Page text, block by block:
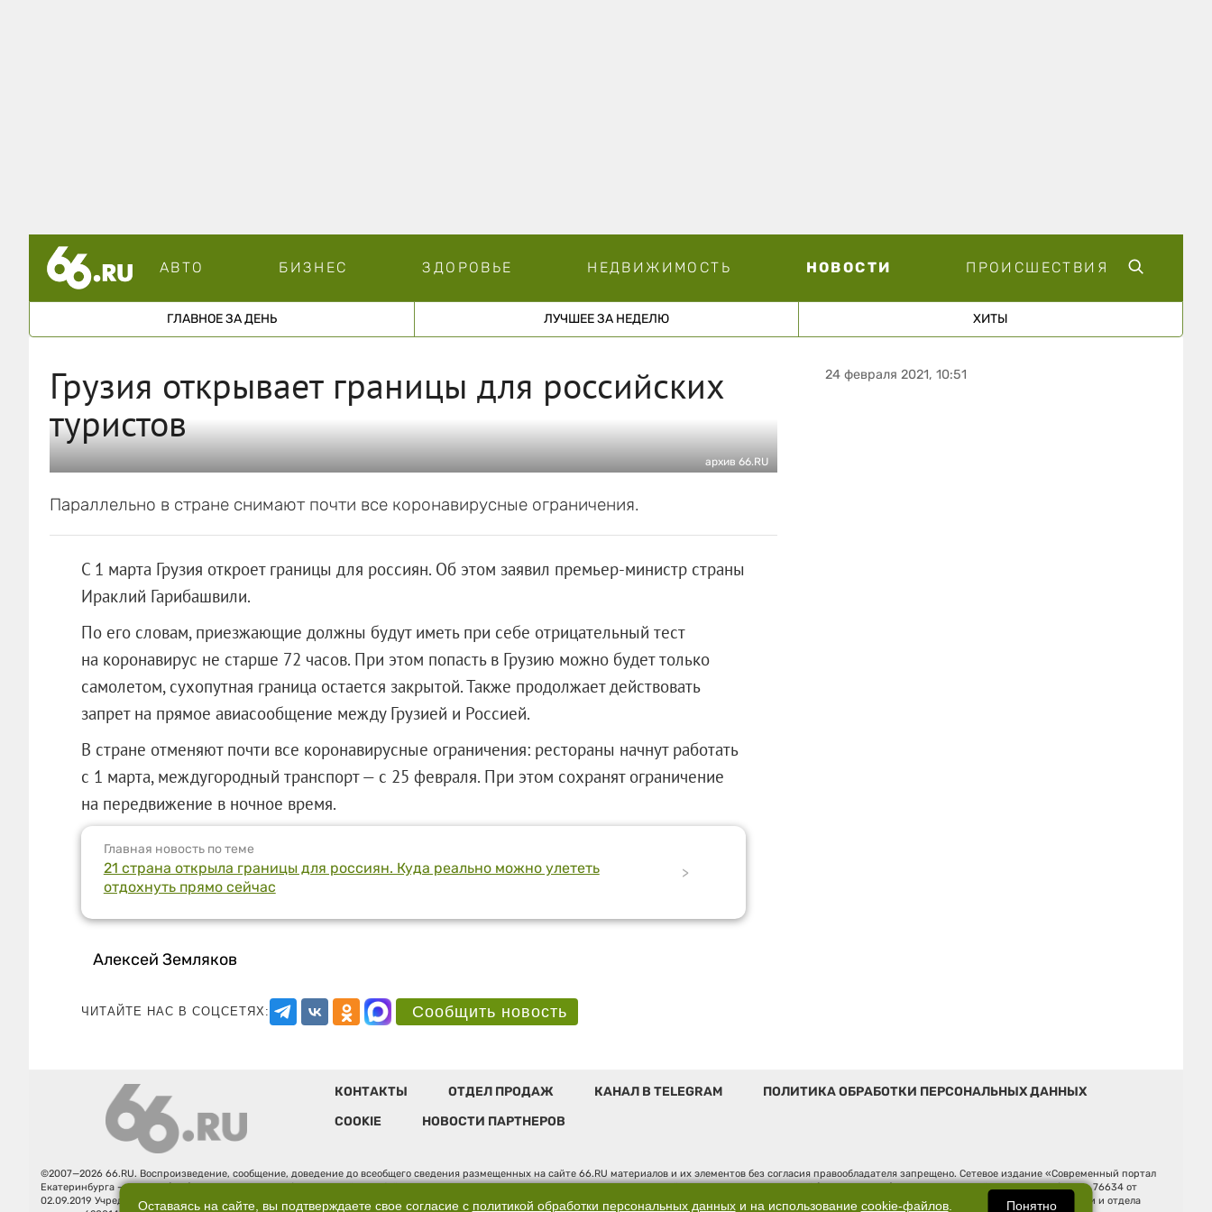
АВТО БИЗНЕС ЗДОРОВЬЕ НЕДВИЖИМОСТЬ НОВОСТИ ПРОИСШЕСТВИЯ
ГЛАВНОЕ ЗА ДЕНЬ ЛУЧШЕЕ ЗА НЕДЕЛЮ ХИТЫ
Грузия открывает границы для российских
туристов
архив 66.RU
Параллельно в стране снимают почти все коронавирусные ограничения.
С 1 марта Грузия откроет границы для россиян. Об этом заявил премьер-министр страны
Ираклий Гарибашвили.
По его словам, приезжающие должны будут иметь при себе отрицательный тест
на коронавирус не старше 72 часов. При этом попасть в Грузию можно будет только
самолетом, сухопутная граница остается закрытой. Также продолжает действовать
запрет на прямое авиасообщение между Грузией и Россией.
В стране отменяют почти все коронавирусные ограничения: рестораны начнут работать
с 1 марта, междугородный транспорт — с 25 февраля. При этом сохранят ограничение
на передвижение в ночное время.
Главная новость по теме
21 страна открыла границы для россиян. Куда реально можно улететь
отдохнуть прямо сейчас
>
Алексей Земляков
ЧИТАЙТЕ НАС В СОЦСЕТЯХ: Сообщить новость
24 февраля 2021, 10:51
КОНТАКТЫ ОТДЕЛ ПРОДАЖ КАНАЛ В TELEGRAM
ПОЛИТИКА ОБРАБОТКИ ПЕРСОНАЛЬНЫХ ДАННЫХ
COOKIE
НОВОСТИ ПАРТНЕРОВ
©2007—2026 66.RU. Воспроизведение, сообщение, доведение до всеобщего сведения размещенных на сайте 66.RU материалов и их элементов без согласия правообладателя запрещено. Сетевое издание «Современный портал
Екатеринбурга — «66.ru» (18+) зарегистрировано Федеральной службой по надзору в сфере связи, информационных технологий и массовых коммуникаций (Роскомнадзор). Регистрационный номер ЭЛ № ФС 77 - 76634 от
02.09.2019 Учредитель: Общество с ограниченной ответственностью "66.ру". Юридический адрес: 620014, Свердловская обл., г. Екатеринбург, ул. Бориса Ельцина, строение 3, оф. 7015 Фактический адрес редакции и отдела
Оставаясь на сайте, вы подтверждаете свое согласие с политикой обработки персональных данныхи на использование cookie-файлов. Понятно